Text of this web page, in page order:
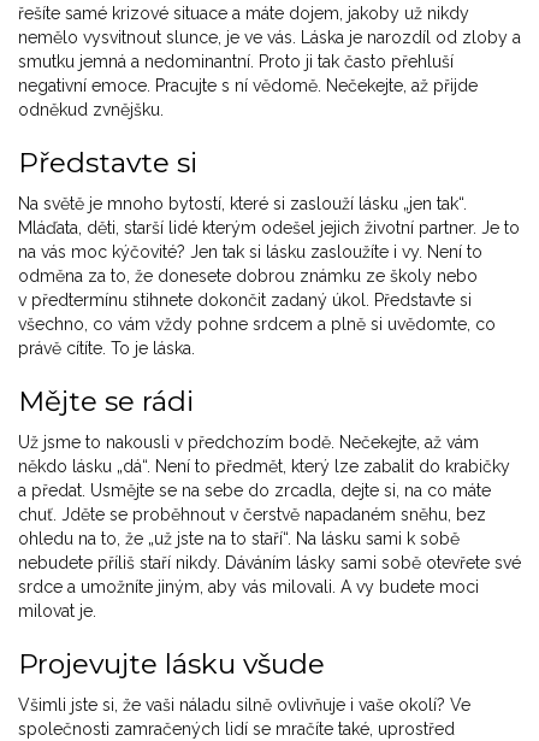
řešíte samé krizové situace a máte dojem, jakoby už nikdy
nemělo vysvitnout slunce, je ve vás. Láska je narozdíl od zloby a
smutku jemná a nedominantní. Proto ji tak často přehluší
negativní emoce. Pracujte s ní vědomě. Nečekejte, až přijde
odněkud zvnějšku.
Představte si
Na světě je mnoho bytostí, které si zaslouží lásku „jen tak“.
Mláďata, děti, starší lidé kterým odešel jejich životní partner. Je to
na vás moc kýčovité? Jen tak si lásku zasloužíte i vy. Není to
odměna za to, že donesete dobrou známku ze školy nebo
v předtermínu stihnete dokončit zadaný úkol. Představte si
všechno, co vám vždy pohne srdcem a plně si uvědomte, co
právě cítíte. To je láska.
Mějte se rádi
Už jsme to nakousli v předchozím bodě. Nečekejte, až vám
někdo lásku „dá“. Není to předmět, který lze zabalit do krabičky
a předat. Usmějte se na sebe do zrcadla, dejte si, na co máte
chuť. Jděte se proběhnout v čerstvě napadaném sněhu, bez
ohledu na to, že „už jste na to staří“. Na lásku sami k sobě
nebudete příliš staří nikdy. Dáváním lásky sami sobě otevřete své
srdce a umožníte jiným, aby vás milovali. A vy budete moci
milovat je.
Projevujte lásku všude
Všimli jste si, že vaši náladu silně ovlivňuje i vaše okolí? Ve
společnosti zamračených lidí se mračíte také, uprostřed